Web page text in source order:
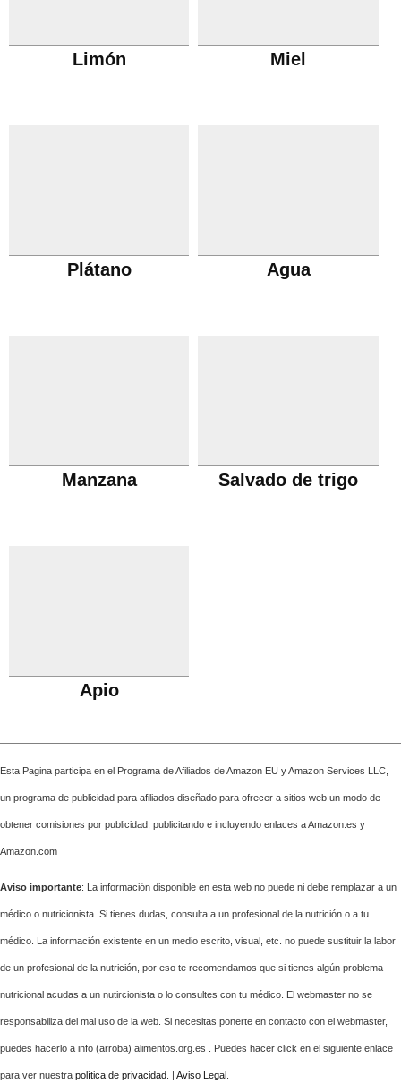
Limón Miel
Plátano Agua
Manzana Salvado de trigo
Apio
Esta Pagina participa en el Programa de Afiliados de Amazon EU y Amazon Services LLC,
un programa de publicidad para afiliados diseñado para ofrecer a sitios web un modo de
obtener comisiones por publicidad, publicitando e incluyendo enlaces a Amazon.es y
Amazon.com
Aviso importante: La información disponible en esta web no puede ni debe remplazar a un
médico o nutricionista. Si tienes dudas, consulta a un profesional de la nutrición o a tu
médico. La información existente en un medio escrito, visual, etc. no puede sustituir la labor
de un profesional de la nutrición, por eso te recomendamos que si tienes algún problema
nutricional acudas a un nutircionista o lo consultes con tu médico. El webmaster no se
responsabiliza del mal uso de la web. Si necesitas ponerte en contacto con el webmaster,
puedes hacerlo a info (arroba) alimentos.org.es . Puedes hacer click en el siguiente enlace
para ver nuestra política de privacidad . | Aviso Legal